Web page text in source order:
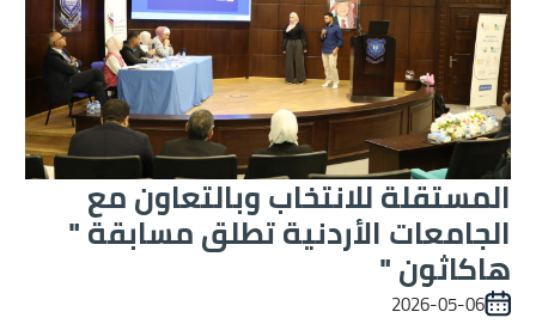
المستقلة للانتخاب وبالتعاون مع
الجامعات الأردنية تطلق مسابقة "
هاكاثون "
2026-05-06